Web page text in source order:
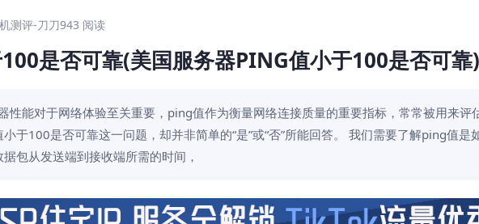
测评-刀刀943 阅读
是否可靠(美国服务器PING值小于100是否可靠)
性能对于网络体验至关重要，ping值作为衡量网络连接质量的重要指标，常常被用来评
于100是否可靠这一问题，却并非简单的“是”或“否”所能回答。 我们需要了解ping值是
包从发送端到接收端所需的时间，